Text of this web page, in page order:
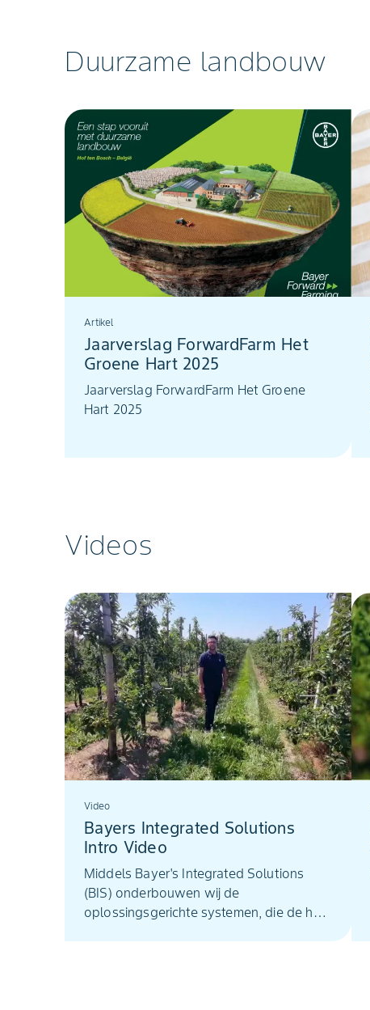
teeltmaatregelen en innovatieve
Duurzame landbouw
Artikel
Jaarverslag ForwardFarm Het
Groene Hart 2025
Jaarverslag ForwardFarm Het Groene
Hart 2025
Videos
Video
Bayers Integrated Solutions
Intro Video
Middels Bayer's Integrated Solutions
(BIS) onderbouwen wij de
oplossingsgerichte systemen, die de hele